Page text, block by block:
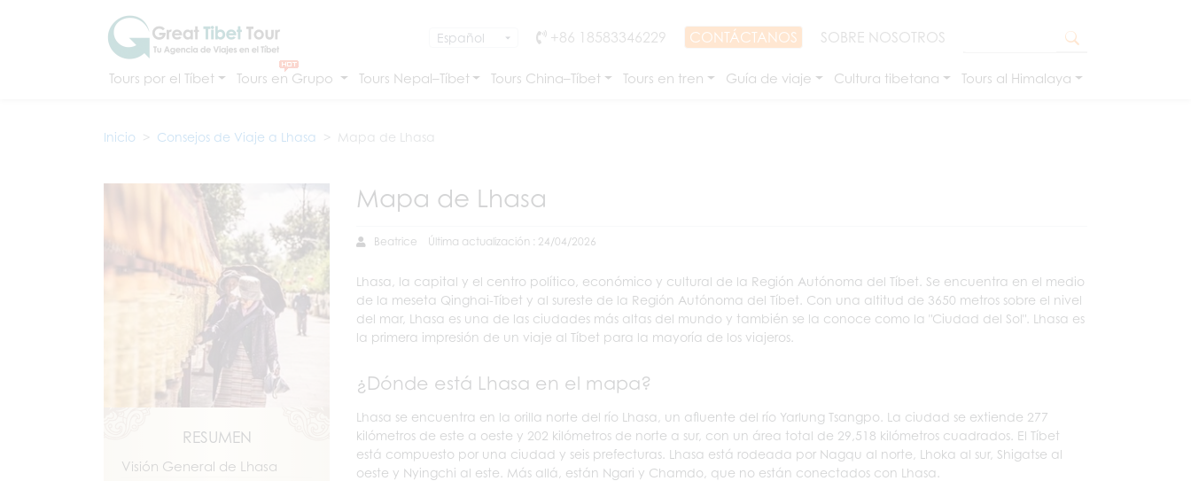
+86 18583346229 CONTÁCTANOS SOBRE NOSOTROS
Tours por el Tíbet Tours en Grupo Tours Nepal–Tíbet Tours China–Tíbet Tours en tren Guía de viaje Cultura tibetana Tours al Himalaya
Inicio Consejos de Viaje a Lhasa Mapa de Lhasa
RESUMEN
Visión General de Lhasa
Mapa de Lhasa
Beatrice Última actualización : 24/04/2026
Lhasa, la capital y el centro político, económico y cultural de la Región Autónoma del Tíbet. Se encuentra en el medio
de la meseta Qinghai-Tíbet y al sureste de la Región Autónoma del Tíbet. Con una altitud de 3650 metros sobre el nivel
del mar, Lhasa es una de las ciudades más altas del mundo y también se la conoce como la "Ciudad del Sol". Lhasa es
la primera impresión de un viaje al Tíbet para la mayoría de los viajeros.
¿Dónde está Lhasa en el mapa?
Lhasa se encuentra en la orilla norte del río Lhasa, un afluente del río Yarlung Tsangpo. La ciudad se extiende 277
kilómetros de este a oeste y 202 kilómetros de norte a sur, con un área total de 29,518 kilómetros cuadrados. El Tíbet
está compuesto por una ciudad y seis prefecturas. Lhasa está rodeada por Nagqu al norte, Lhoka al sur, Shigatse al
oeste y Nyingchi al este. Más allá, están Ngari y Chamdo, que no están conectados con Lhasa.